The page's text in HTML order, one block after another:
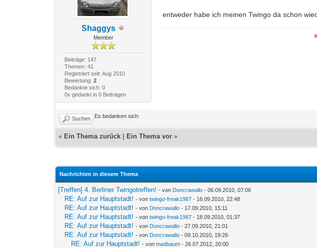
Shaggys
Member
Beiträge: 147
Themen: 41
Registriert seit: Aug 2010
Bewertung: 2
Bedankte sich: 0
0x gedankt in 0 Beiträgen
entweder habe ich meinen Twingo da schon
Suchen Es bedanken sich:
« Ein Thema zurück Ein Thema vor »
Nachrichten in diesem Thema
[Treffen] 4. Berliner Twingotreffen! - von Doncrawallo - 06.09.2010, 07:06
RE: Auf zur Hauptstadt! - vontwingo-freak1987 - 16.09.2010, 22:48
RE: Auf zur Hauptstadt! - von Doncrawallo - 17.09.2010, 15:11
RE: Auf zur Hauptstadt! - vontwingo-freak1987 - 18.09.2010, 01:37
RE: Auf zur Hauptstadt! - von Doncrawallo - 27.09.2010, 21:01
RE: Auf zur Hauptstadt! - von Doncrawallo - 09.10.2010, 19:26
RE: Auf zur Hauptstadt! - vonmadbaum - 26.07.2012, 20:00